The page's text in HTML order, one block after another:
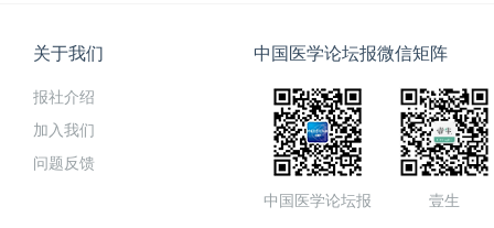
关于我们
报社介绍
加入我们
问题反馈
中国医学论坛报微信矩阵
中国医学论坛报 壹生